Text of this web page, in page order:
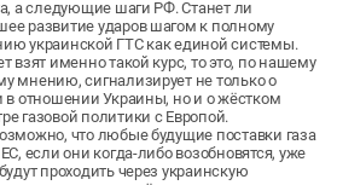
а следующие шаги РФ. Станет ли
развитие ударов шагом к полному
украинской ГТС как единой системы.
взят именно такой курс, то это, по нашему
мнению, сигнализирует не только о
в отношении Украины, но и о жёстком
газовой политики с Европой.
что любые будущие поставки газа
если они когда-либо возобновятся, уже
проходить через украинскую